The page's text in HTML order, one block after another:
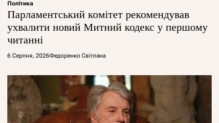
Політика
Парламентський комітет рекомендував
ухвалити новий Митний кодекс у першому
читанні
6 Серпня, 2026Федоренко Світлана